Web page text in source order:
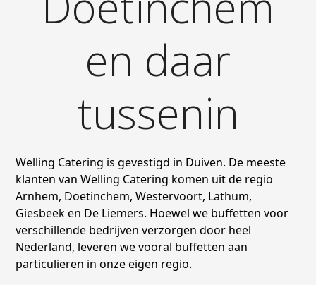
en daar
tussenin
Welling Catering is gevestigd in Duiven. De meeste
klanten van Welling Catering komen uit de regio
Arnhem, Doetinchem, Westervoort, Lathum,
Giesbeek en De Liemers. Hoewel we buffetten voor
verschillende bedrijven verzorgen door heel
Nederland, leveren we vooral buffetten aan
particulieren in onze eigen regio.